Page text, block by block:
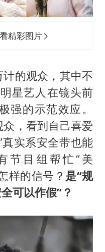
精彩图片
的观众，其中不
星艺人在镜头前
强的示范效应。
，看到自己喜爱
实系安全带也能
节目组帮忙“美
样的信号？ 是“规
可以作假”？